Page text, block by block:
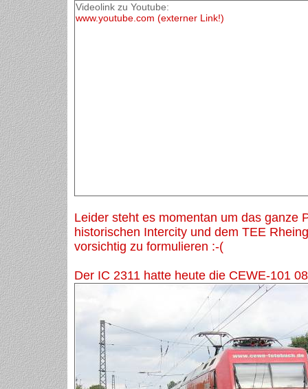
Videolink zu Youtube:
www.youtube.com (externer Link!)
Leider steht es momentan um das ganze
historischen Intercity und dem TEE
vorsichtig zu formulieren :-(
Der IC 2311 hatte heute die CEWE-101